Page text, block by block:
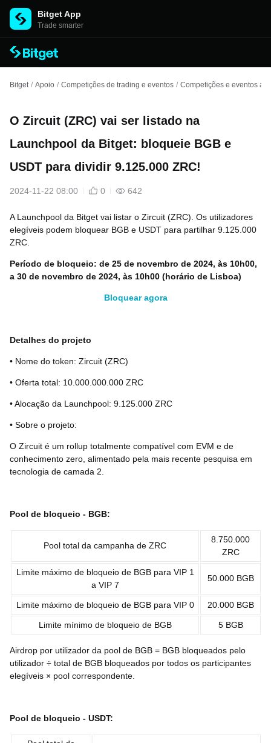
Bitget App
Trade smarter
Bitget / Apoio / Competições de trading e eventos / Competições e eventos
O Zircuit (ZRC) vai ser listado na
Launchpool da Bitget: bloqueie BGB e
USDT para dividir 9.125.000 ZRC!
2024-11-22 08:00 0 642
A Launchpool da Bitget vai listar o Zircuit (ZRC). Os utilizadores
elegíveis podem bloquear BGB e USDT para partilhar 9.125.000
ZRC.
Período de bloqueio: de 25 de novembro de 2024, às 10h00,
a 30 de novembro de 2024, às 10h00 (horário de Lisboa)
Bloquear agora
Detalhes do projeto
• Nome do token: Zircuit (ZRC)
• Oferta total: 10.000.000.000 ZRC
• Alocação da Launchpool: 9.125.000 ZRC
• Sobre o projeto:
O Zircuit é um rollup totalmente compatível com ‍EVM e de
conhecimento zero, alimentado pela mais recente pesquisa em
tecnologia de camada 2.
Pool de bloqueio - BGB:
Pool total da campanha de ZRC
8.750.000
ZRC
Limite máximo de bloqueio de BGB para VIP 1
a VIP 7
50.000 BGB
Limite máximo de bloqueio de BGB para VIP 0 20.000 BGB
Limite mínimo de bloqueio de BGB 5 BGB
Airdrop por utilizador da pool de BGB = BGB bloqueados pelo
utilizador ÷ total de BGB bloqueados por todos os participantes
elegíveis × pool correspondente.
Pool de bloqueio - USDT: